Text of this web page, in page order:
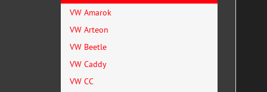
VW Amarok
VW Arteon
VW Beetle
VW Caddy
VW CC